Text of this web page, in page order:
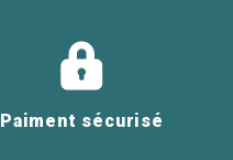
Paiment sécurisé